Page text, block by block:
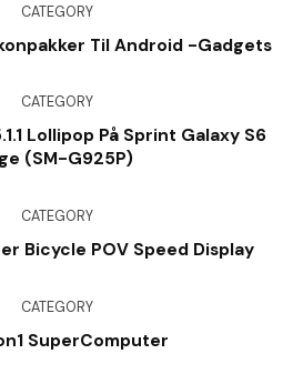
CATEGORY
Til Android -gadgets
CATEGORY
Lollipop På Sprint Galaxy S6
(SM-G925P)
CATEGORY
Bicycle POV Speed Display
CATEGORY
SuperComputer